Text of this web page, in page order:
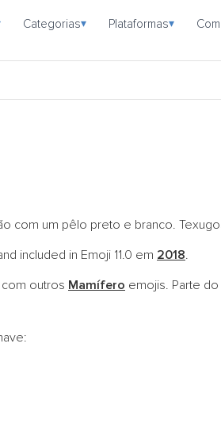
Categorias▾ Plataformas▾
com um pêlo preto e branco.
included in Emoji 11.0 em 2018.
outros Mamífero emojis. Parte